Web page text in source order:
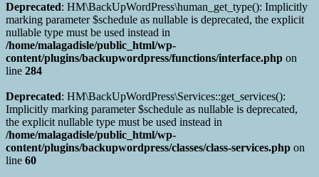
Deprecated: HM\BackUpWordPress\human_get_type(): Implicitly
marking parameter $schedule as nullable is deprecated, the explicit
nullable type must be used instead in
/home/malagadisle/public_html/wp-
content/plugins/backupwordpress/functions/interface.php on
line 284
Deprecated: HM\BackUpWordPress\Services::get_services():
Implicitly marking parameter $schedule as nullable is deprecated,
the explicit nullable type must be used instead in
/home/malagadisle/public_html/wp-
content/plugins/backupwordpress/classes/class-services.php on
line 60